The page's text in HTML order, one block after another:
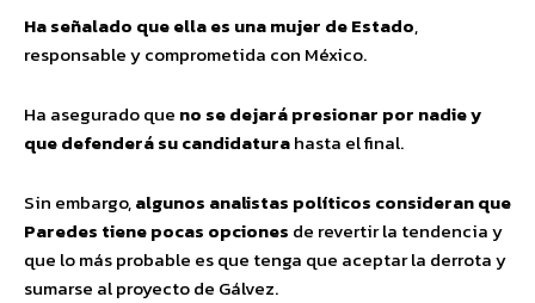
Ha señalado que ella es una mujer de Estado,
responsable y comprometida con México.
Ha asegurado que no se dejará presionar por nadie y
que defenderá su candidaturahasta el final.
Sin embargo,algunos analistas políticos consideran que
Paredes tiene pocas opciones de revertir la tendencia y
que lo más probable es que tenga que aceptar la derrota y
sumarse al proyecto de Gálvez.